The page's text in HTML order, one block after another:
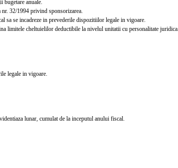
anuale.
32/1994 privind sponsorizarea.
se incadreze in prevederile dispozitiilor legale in vigoare.
limitele cheltuielilor deductibile la nivelul unitatii cu personalitate juridica.
legale in vigoare.
lunar, cumulat de la inceputul anului fiscal.